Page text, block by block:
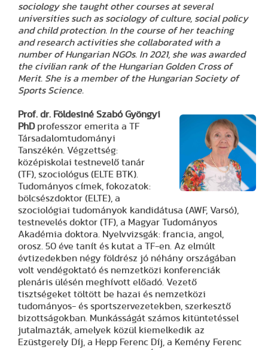
sociology she taught other courses at several
universities such as sociology of culture, social policy
and child protection. In the course of her teaching
and research activities she collaborated with a
number of Hungarian NGOs. In 2021, she was awarded
the civilian rank of the Hungarian Golden Cross of
Merit. She is a member of the Hungarian Society of
Sports Science.
Prof. dr. Földesiné Szabó Gyöngyi
PhDprofesszor emerita a TF
Társadalomtudományi
Tanszékén. Végzettség:
középiskolai testnevelő tanár
(TF), szociológus (ELTE BTK).
Tudományos címek, fokozatok:
bölcsészdoktor (ELTE), a
szociológiai tudományok kandidátusa (AWF, Varsó),
testnevelés doktor (TF), a Magyar Tudományos
Akadémia doktora. Nyelvvizsgák: francia, angol,
orosz. 50 éve tanít és kutat a TF-en. Az elmúlt
évtizedekben négy földrész jó néhány országában
volt vendégoktató és nemzetközi konferenciák
plenáris ülésén meghívott előadó. Vezető
tisztségeket töltött be hazai és nemzetközi
tudományos- és sportszervezetekben, szerkesztő
bizottságokban. Munkásságát számos kitüntetéssel
jutalmazták, amelyek közül kiemelkedik az
Ezüstgerely Díj, a Hepp Ferenc Díj, a Kemény Ferenc